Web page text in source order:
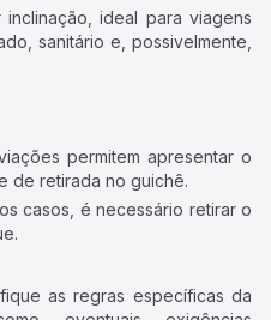
inclinação, ideal para viagens
sanitário e, possivelmente,
permitem apresentar o
de retirada no guichê.
casos, é necessário retirar o
as regras específicas da